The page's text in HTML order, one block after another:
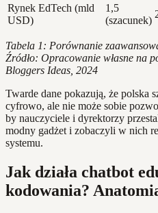
Rynek EdTech (mld
USD)
1,5
(szacunek)
Tabela 1: Porównanie
Źródło: Opracowanie własne na
Bloggers Ideas, 2024
Twarde dane pokazują, że polska
cyfrowo, ale nie może sobie
by nauczyciele i dyrektorzy
modny gadżet i zobaczyli w nich
systemu.
Jak działa chatbot
kodowania?